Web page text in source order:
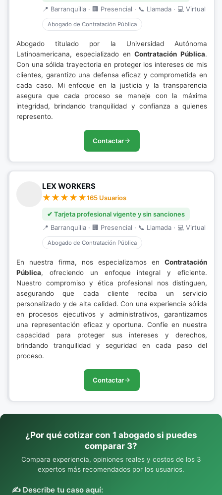
📍 Barranquilla · 🏢 Presencial · 📞 Llamada · 💻 Virtual
Abogado de Contratación Pública
Abogado titulado por la Universidad Autónoma
Latinoamericana, especializado enContratación Pública.
Con una sólida trayectoria en proteger los intereses de mis
clientes, garantizo una defensa eficaz y comprometida en
cada caso. Mi enfoque en la justicia y la transparencia
asegura que cada proceso se maneje con la máxima
integridad, brindando tranquilidad y confianza a quienes
represento.
Contactar
LEX WORKERS
165 Usuarios
✔ Tarjeta profesional vigente y sin sanciones
📍 Barranquilla · 🏢 Presencial · 📞 Llamada · 💻 Virtual
Abogado de Contratación Pública
En nuestra firma, nos especializamos en Contratación
Pública, ofreciendo un enfoque integral y eficiente.
Nuestro compromiso y ética profesional nos distinguen,
asegurando que cada cliente reciba un servicio
personalizado y de alta calidad. Con una experiencia sólida
en procesos ejecutivos y administrativos, garantizamos
una representación eficaz y oportuna. Confíe en nuestra
capacidad para proteger sus intereses y derechos,
brindando tranquilidad y seguridad en cada paso del
proceso.
Contactar
¿Por qué cotizar con 1 abogado si puedes
comparar 3?
Compara experiencia, opiniones reales y costos de los 3
expertos más recomendados por los usuarios.
✍️ Describe tu caso aquí: